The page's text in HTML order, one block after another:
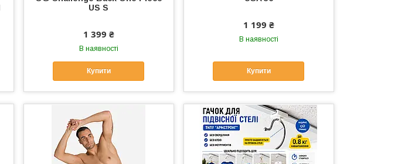
US S
1 399 ₴
В наявності
Купити
1 199 ₴
В наявності
Купити